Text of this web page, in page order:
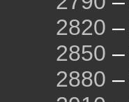
2820 –
2850 –
2880 –